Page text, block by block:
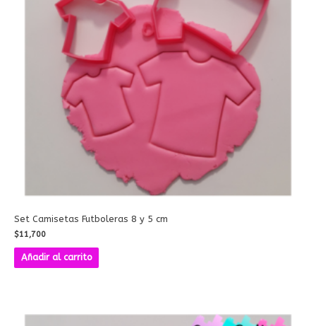
Set Camisetas Futboleras 8 y 5 cm
$11,700
Añadir al carrito